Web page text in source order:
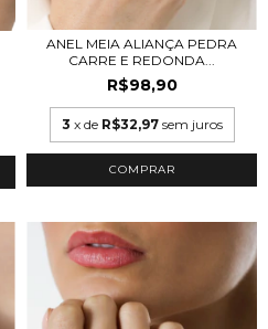
ANEL MEIA ALIANÇA PEDRA
CARRE E REDONDA...
R$98,90
3 x de R$32,97 sem juros
COMPRAR